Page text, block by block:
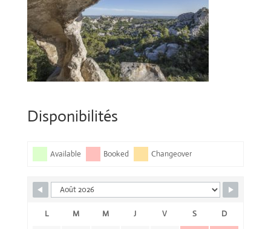
Disponibilités
Available Booked Changeover
L M M J V S D